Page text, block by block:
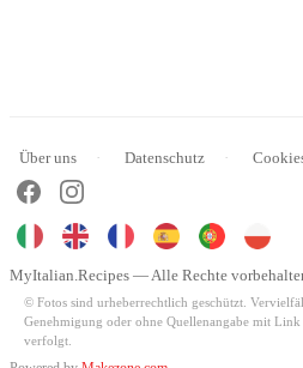
Über uns Datenschutz
MyItalian.Recipes — Alle Rechte
© Fotos sind urheberrechtlich geschützt.
Genehmigung oder ohne Quellenangabe mit Link
verfolgt.